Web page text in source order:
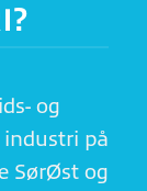
og
på
SørØst og